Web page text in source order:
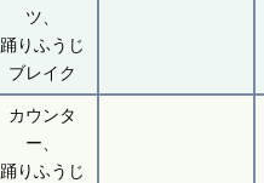
ツ、
踊りふうじ
ブレイク
カウンタ
ー、
踊りふうじ